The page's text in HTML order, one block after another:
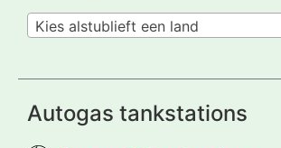
Kies alstublieft een land
Autogas tankstations